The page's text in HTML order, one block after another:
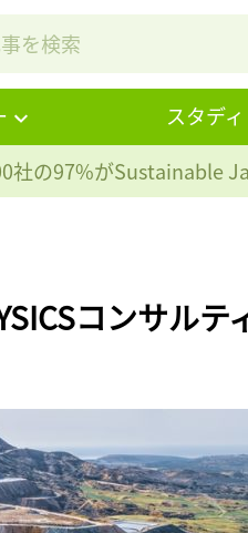
スタディ
社の97%がSustainable
コンサル